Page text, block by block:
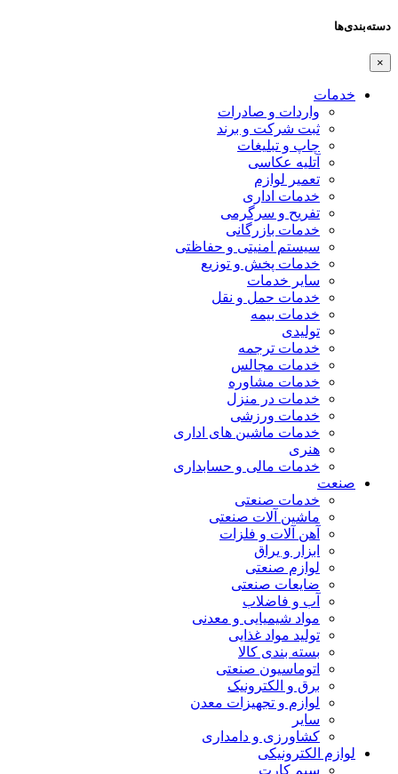
دسته‌بندی‌ها
×
خدمات
واردات و صادرات
ثبت شرکت و برند
چاپ و تبلیغات
آتلیه عکاسی
تعمیر لوازم
خدمات اداری
تفریح و سرگرمی
خدمات بازرگانی
سیستم امنیتی و حفاظتی
خدمات پخش و توزیع
سایر خدمات
خدمات حمل و نقل
خدمات بیمه
تولیدی
خدمات ترجمه
خدمات مجالس
خدمات مشاوره
خدمات در منزل
خدمات ورزشی
خدمات ماشین های اداری
هنری
خدمات مالی و حسابداری
صنعت
خدمات صنعتی
ماشین آلات صنعتی
آهن آلات و فلزات
ابزار و یراق
لوازم صنعتی
ضایعات صنعتی
آب و فاضلاب
مواد شیمیایی و معدنی
تولید مواد غذایی
بسته بندی کالا
اتوماسیون صنعتی
برق و الکترونیک
لوازم و تجهیزات معدن
سایر
کشاورزی و دامداری
لوازم الکترونیکی
سیم کارت